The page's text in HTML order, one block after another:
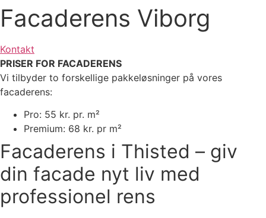
Facaderens Viborg
Kontakt
PRISER FOR FACADERENS
Vi tilbyder to forskellige pakkeløsninger på vores
facaderens:
Pro: 55 kr. pr. m²
Premium: 68 kr. pr m²
Facaderens i Thisted – giv
din facade nyt liv med
professionel rens